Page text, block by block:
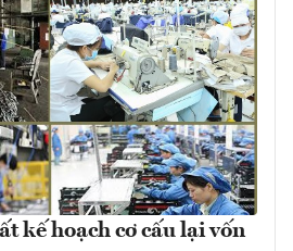
kế hoạch cơ cấu lại vốn